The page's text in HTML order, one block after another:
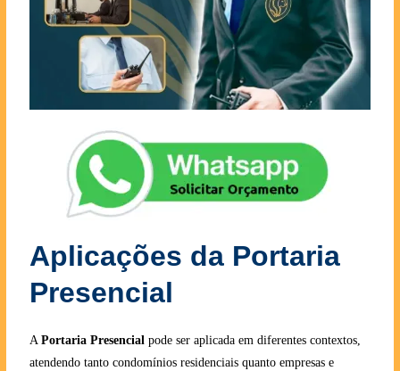
Aplicações da Portaria
Presencial
A Portaria Presencial pode ser aplicada em diferentes contextos,
atendendo tanto condomínios residenciais quanto empresas e